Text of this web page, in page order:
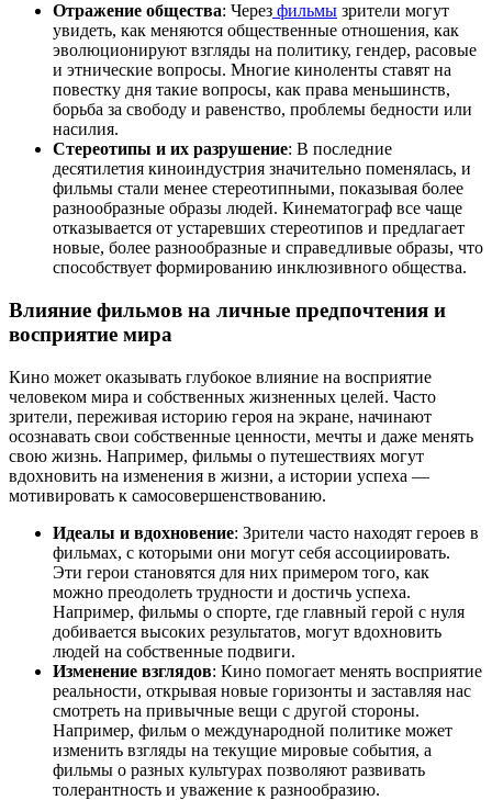
Отражение общества: Через фильмы зрители могут
увидеть, как меняются общественные отношения, как
эволюционируют взгляды на политику, гендер, расовые
и этнические вопросы. Многие киноленты ставят на
повестку дня такие вопросы, как права меньшинств,
борьба за свободу и равенство, проблемы бедности или
насилия.
Стереотипы и их разрушение: В последние
десятилетия киноиндустрия значительно поменялась, и
фильмы стали менее стереотипными, показывая более
разнообразные образы людей. Кинематограф все чаще
отказывается от устаревших стереотипов и предлагает
новые, более разнообразные и справедливые образы, что
способствует формированию инклюзивного общества.
Влияние фильмов на личные предпочтения и
восприятие мира
Кино может оказывать глубокое влияние на восприятие
человеком мира и собственных жизненных целей. Часто
зрители, переживая историю героя на экране, начинают
осознавать свои собственные ценности, мечты и даже менять
свою жизнь. Например, фильмы о путешествиях могут
вдохновить на изменения в жизни, а истории успеха —
мотивировать к самосовершенствованию.
Идеалы и вдохновение: Зрители часто находят героев в
фильмах, с которыми они могут себя ассоциировать.
Эти герои становятся для них примером того, как
можно преодолеть трудности и достичь успеха.
Например, фильмы о спорте, где главный герой с нуля
добивается высоких результатов, могут вдохновить
людей на собственные подвиги.
Изменение взглядов: Кино помогает менять восприятие
реальности, открывая новые горизонты и заставляя нас
смотреть на привычные вещи с другой стороны.
Например, фильм о международной политике может
изменить взгляды на текущие мировые события, а
фильмы о разных культурах позволяют развивать
толерантность и уважение к разнообразию.